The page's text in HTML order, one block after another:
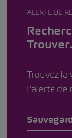
ALERTE DE
Trouver.
Trouvez la
l’alerte de